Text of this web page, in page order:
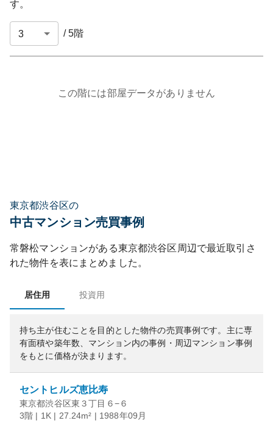
す。
/5階
この階には部屋データがありません
東京都渋谷区の
中古マンション売買事例
常磐松マンションがある東京都渋谷区 周辺で最近取引さ
れた物件を表にまとめました。
居住用 投資用
持ち主が住むことを目的とした物件の売買事例です。 主に専
有面積や築年数、マンション内の事例・周辺マンション事例
をもとに価格が決まります。
セントヒルズ恵比寿
東京都渋谷区東３丁目６−６
3階 | 1K | 27.24m² | 1988年09月